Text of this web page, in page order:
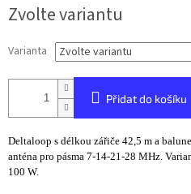
cena:
Zvolte variantu
Varianta
Přidat do košíku
Deltaloop s délkou zářiče 42,5 m a
anténa pro pásma 7-14-21-28 MHz.
100 W.